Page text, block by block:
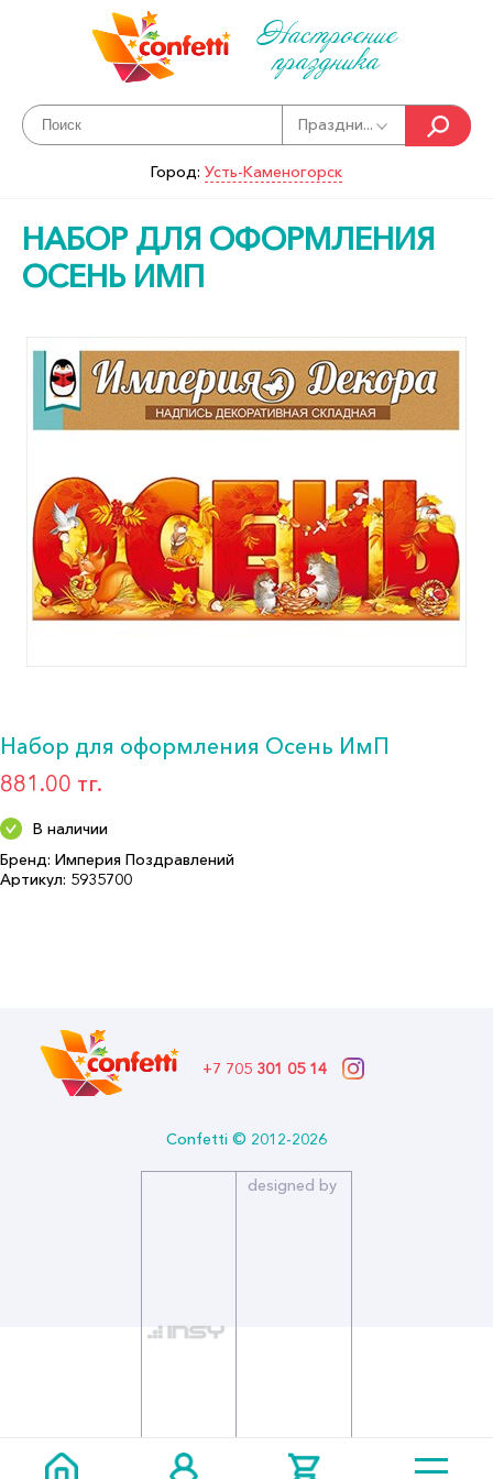
Настроение
праздника
Праздни...
Город: Усть-Каменогорск
НАБОР ДЛЯ ОФОРМЛЕНИЯ
ОСЕНЬ ИМП
Набор для оформления Осень ИмП
881.00 тг.
В наличии
Бренд: Империя Поздравлений
Артикул: 5935700
+7 705 301 05 14
Confetti © 2012-2026
designed by